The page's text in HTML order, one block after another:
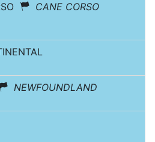
CANE CORSO
NEWFOUNDLAND